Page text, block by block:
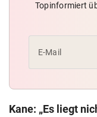
Topinformiert
E-Mail
Kane: „Es liegt